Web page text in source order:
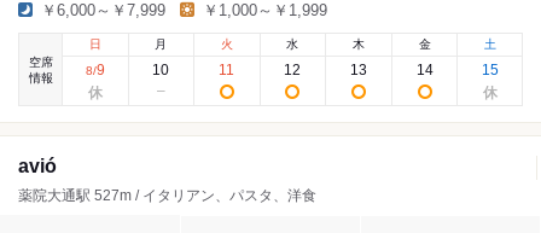
￥6,000～￥7,999 ￥1,000～￥1,999
空席
情報
日
8/9
月
10
火
11
水
12
木
13
金
14
土
15
avió
薬院大通駅 527m / イタリアン、パスタ、洋食